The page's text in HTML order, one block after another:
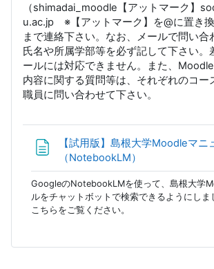
（shimadai_moodle【アットマーク】
u.ac.jp ※【アットマーク】を@に置き換
まで連絡下さい。なお、メールで問い合
氏名や所属学部等を必ず記して下さい。
ールには対応できません。また、
内容に関する質問等は、それぞれのコー
職員に問い合わせて下さい。
【試用版】島根大学Moodleマニ
（NotebookLM）
GoogleのNotebookLMを使って、島根大学
ルをチャットボットで検索できるようにしま
こちらをご覧ください。